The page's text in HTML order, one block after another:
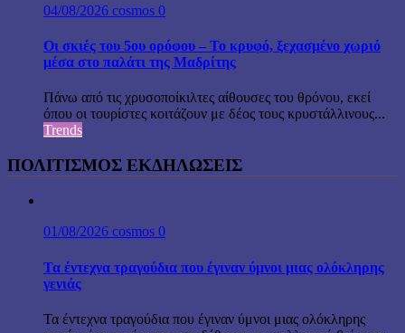
04/08/2026 cosmos 0
Οι σκιές του 5ου ορόφου – Το κρυφό, ξεχασμένο χωριό
μέσα στο παλάτι της Μαδρίτης
Πάνω από τις χρυσοποίκιλτες αίθουσες του θρόνου, εκεί
όπου οι τουρίστες κοιτάζουν με δέος τους κρυστάλλινους...
Trends
ΠΟΛΙΤΙΣΜΟΣ ΕΚΔΗΛΩΣΕΙΣ
01/08/2026 cosmos 0
Τα έντεχνα τραγούδια που έγιναν ύμνοι μιας ολόκληρης
γενιάς
Τα έντεχνα τραγούδια που έγιναν ύμνοι μιας ολόκληρης